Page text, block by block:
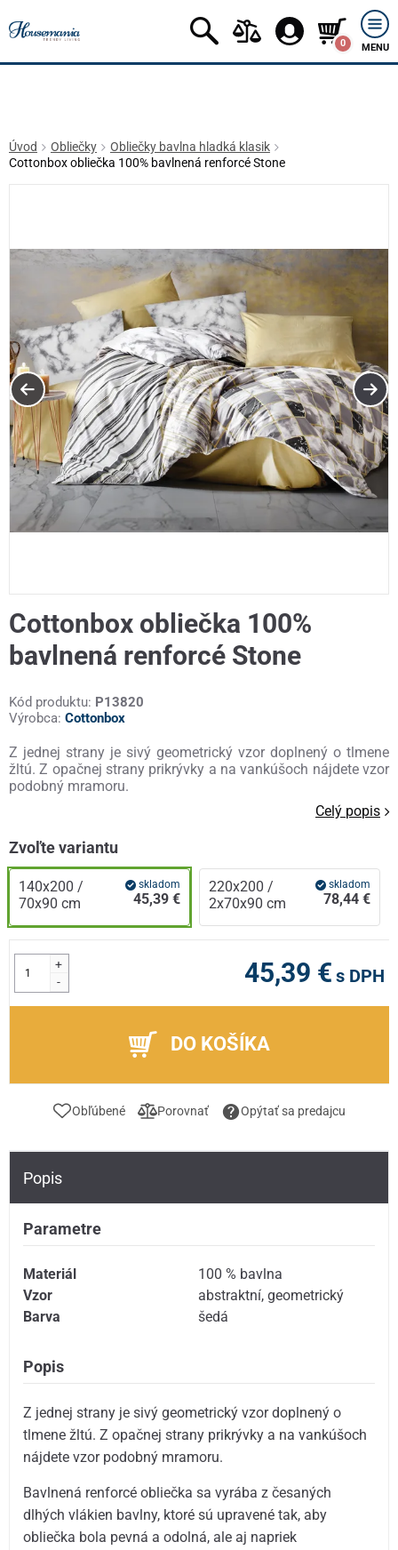
0 MENU
Úvod Obliečky
Obliečky bavlna hladká klasik
Cottonbox obliečka 100% bavlnená renforcé Stone
Cottonbox obliečka 100%
bavlnená renforcé Stone
Kód produktu: P13820
Výrobca: Cottonbox
Z jednej strany je sivý geometrický vzor doplnený o tlmene
žltú. Z opačnej strany prikrývky a na vankúšoch nájdete vzor
podobný mramoru.
Celý popis
Zvoľte variantu
140x200 /
70x90 cm
skladom
45,39 €
220x200 /
2x70x90 cm
skladom
78,44 €
+
-
45,39 € s DPH
DO KOŠÍKA
Obľúbené Porovnať Opýtať sa predajcu
Popis
Parametre
Materiál
100 % bavlna
Vzor
abstraktní,geometrický
Barva
šedá
Popis
Z jednej strany je sivý geometrický vzor doplnený o
tlmene žltú. Z opačnej strany prikrývky a na vankúšoch
nájdete vzor podobný mramoru.
Bavlnená renforcé obliečka sa vyrába z česaných
dlhých vlákien bavlny, ktoré sú upravené tak, aby
obliečka bola pevná a odolná, ale aj napriek